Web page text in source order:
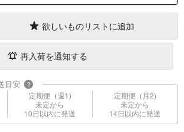
欲しいものリストに追加
再入荷を通知する
目安 ?
定期便（週1)
未定から
10日以内に発送
定期便（月2)
未定から
14日以内に発送